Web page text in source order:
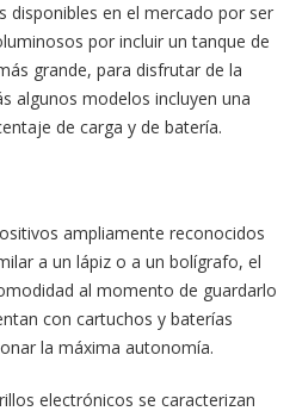
disponibles en el mercado por ser
por incluir un tanque de
grande, para disfrutar de la
algunos modelos incluyen una
de carga y de batería.
ampliamente reconocidos
a un lápiz o a un bolígrafo, el
al momento de guardarlo
con cartuchos y baterías
la máxima autonomía.
electrónicos se caracterizan